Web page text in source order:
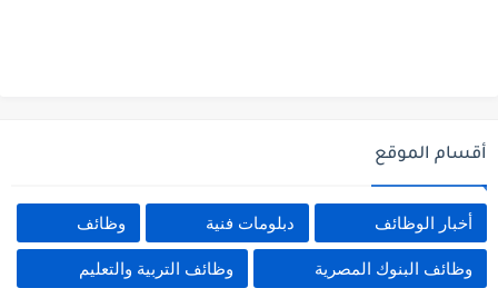
أقسام الموقع
أخبار الوظائف دبلومات فنية وظائف
وظائف البنوك المصرية وظائف التربية والتعليم